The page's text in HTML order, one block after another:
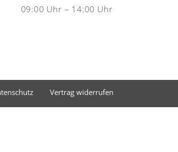
09:00 Uhr – 14:00 Uhr
Vertrag widerrufen